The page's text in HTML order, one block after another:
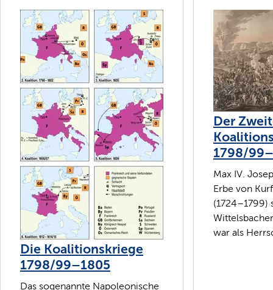
Die Koalitionskriege
1798/99–1805
Das sogenannte Napoleonische
Der
1798/
Max IV.
Erbe von
(1724–1799)
war als